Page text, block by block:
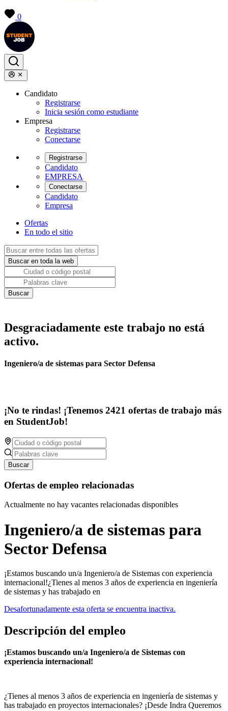
0
Candidato
Registrarse
Inicia sesión como estudiante
Empresa
Registrarse
Conectarse
Registrarse
Candidato
EMPRESA
Conectarse
Candidato
Empresa
Ofertas
En todo el sitio
Desgraciadamente este trabajo no está
activo.
Ingeniero/a de sistemas para Sector Defensa
¡No te rindas! ¡Tenemos 2421 ofertas de trabajo más
en StudentJob!
Buscar
Ofertas de empleo relacionadas
Actualmente no hay vacantes relacionadas disponibles
Ingeniero/a de sistemas para
Sector Defensa
¡Estamos buscando un/a Ingeniero/a de Sistemas con experiencia
internacional!¿Tienes al menos 3 años de experiencia en ingeniería
de sistemas y has trabajado en
Desafortunadamente esta oferta se encuentra inactiva.
Descripción del empleo
¡Estamos buscando un/a Ingeniero/a de Sistemas con
experiencia internacional!
¿Tienes al menos 3 años de experiencia en ingeniería de sistemas y
has trabajado en proyectos internacionales? ¡Desde Indra Queremos